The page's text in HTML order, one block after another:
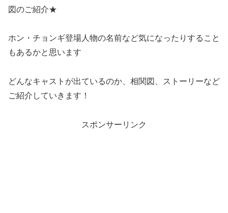
図のご紹介★
ホン・チョンギ登場人物の名前など気になったりすること
もあるかと思います
どんなキャストが出ているのか、相関図、ストーリーなど
ご紹介していきます！
スポンサーリンク